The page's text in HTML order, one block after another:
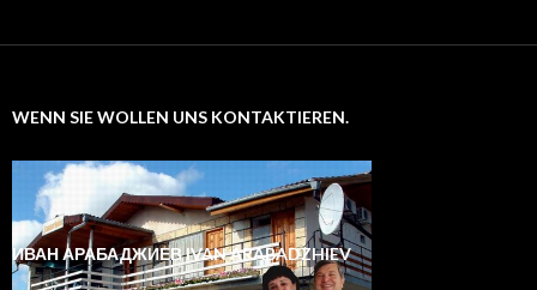
WENN SIE WOLLEN UNS KONTAKTIEREN.
ИВАН АРАБАДЖИЕВ IVAN ARABADZHIEV